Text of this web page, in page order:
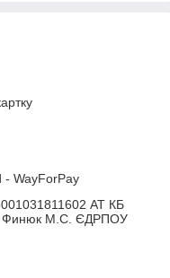
- WayForPay
АТ КБ
М.С. ЄДРПОУ